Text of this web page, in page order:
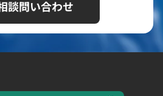
談問い合わせ